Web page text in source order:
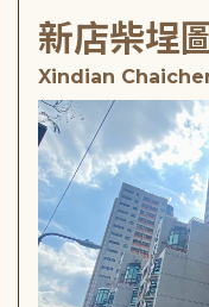
新店柴埕
Xindian